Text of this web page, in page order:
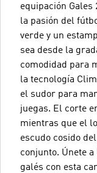
equipación
la pasión del
verde y un
sea desde la
comodidad para
la tecnología
el sudor para
juegas. El corte
mientras que el
escudo cosido
conjunto. Únete
galés con esta